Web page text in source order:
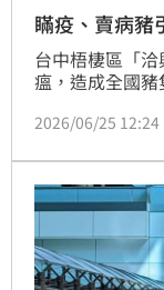
瞞疫、賣病豬
台中梧棲區「
瘟，造成全國
量，甚至還販售
完成審理程序
於7月28日宣判
2026/06/25 12:24